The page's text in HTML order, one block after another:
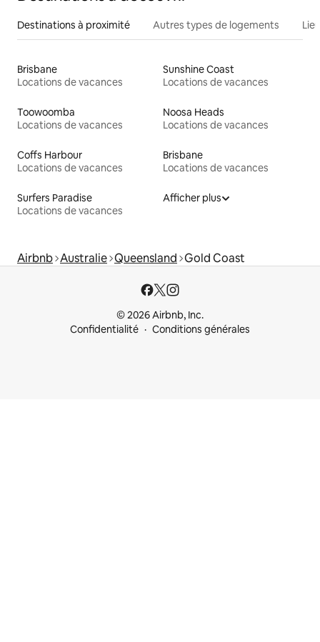
Destinations à proximité Autres types de logements
Brisbane
Locations de vacances
Sunshine Coast
Locations de vacances
Toowoomba
Locations de vacances
Noosa Heads
Locations de vacances
Coffs Harbour
Locations de vacances
Brisbane
Locations de vacances
Surfers Paradise
Locations de vacances
Afficher plus
Airbnb Australie Queensland Gold Coast
© 2026 Airbnb, Inc.
Confidentialité
Conditions générales